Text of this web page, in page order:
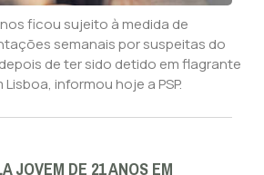
ficou sujeito à medida de
semanais por suspeitas do
de ter sido detido em flagrante
informou hoje a PSP.